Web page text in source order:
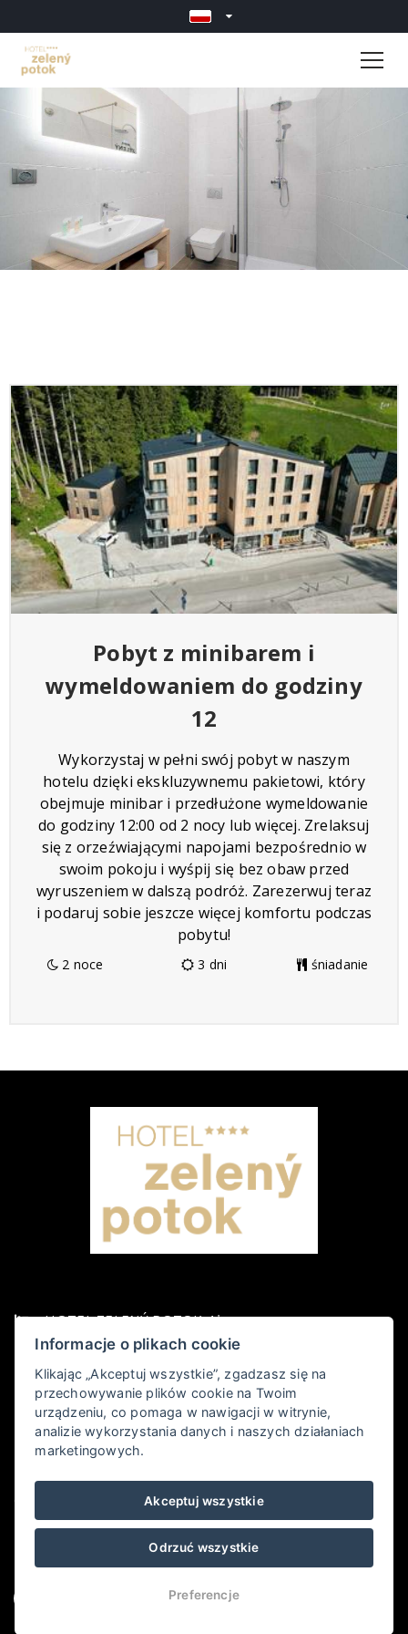
Pobyt z minibarem i
wymeldowaniem do godziny
12
Wykorzystaj w pełni swój pobyt w naszym
hotelu dzięki ekskluzywnemu pakietowi, który
obejmuje minibar i przedłużone wymeldowanie
do godziny 12:00 od 2 nocy lub więcej. Zrelaksuj
się z orzeźwiającymi napojami bezpośrednio w
swoim pokoju i wyśpij się bez obaw przed
wyruszeniem w dalszą podróż. Zarezerwuj teraz
i podaruj sobie jeszcze więcej komfortu podczas
pobytu!
2 noce 3 dni śniadanie
HOTEL ZELENÝ POTOK 4*
+420 778 006 010
hotel@zelenypotok.cz
LHHOTELS
Informacje o plikach cookie
Klikając „Akceptuj wszystkie”, zgadzasz się na
przechowywanie plików cookie na Twoim
urządzeniu, co pomaga w nawigacji w witrynie,
analizie wykorzystania danych i naszych działaniach
marketingowych.
Akceptuj wszystkie
Odrzuć wszystkie
Preferencje